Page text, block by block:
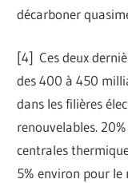
décarboner
[4] Ces deux
des 400 à 450
dans les filières
renouvelables.
centrales
5% environ pour le